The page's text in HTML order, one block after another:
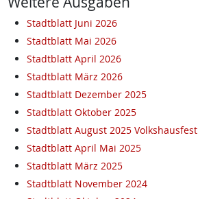
Stadtblatt Juni 2026
Stadtblatt Mai 2026
Stadtblatt April 2026
Stadtblatt März 2026
Stadtblatt Dezember 2025
Stadtblatt Oktober 2025
Stadtblatt August 2025 Volkshausfest
Stadtblatt April Mai 2025
Stadtblatt März 2025
Stadtblatt November 2024